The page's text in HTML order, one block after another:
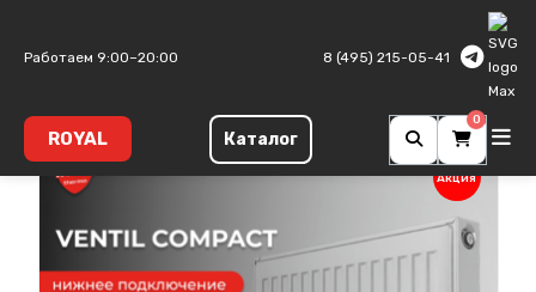
Работаем 9:00–20:00 8 (495) 215-05-41
ROYAL Каталог
0
Тип 21
Акция